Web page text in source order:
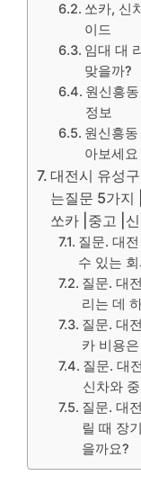
쏘카, 신
이드
임대 대
맞을까?
원신흥
정보
원신흥
아보세요
대전시 유성
는질문 5가지
쏘카 |중고 |
질문. 대
수 있는
질문. 대
리는 데
질문. 대
카 비용
질문. 대
신차와
질문. 대
릴 때 장
을까요?